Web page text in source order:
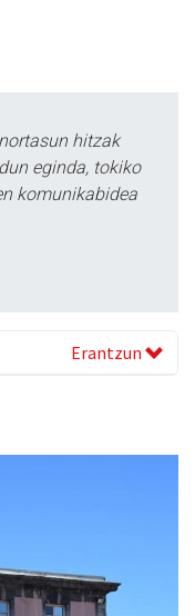
hitzak
eginda, tokiko
komunikabidea
Erantzun